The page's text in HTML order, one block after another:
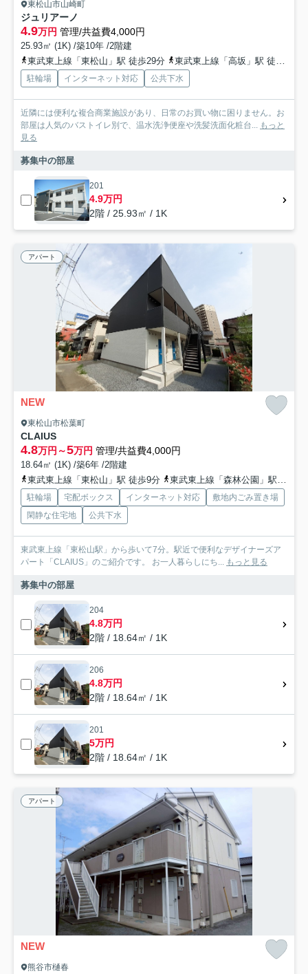
東松山市山崎町
ジュリアーノ
4.9万円 管理/共益費4,000円
25.93㎡ (1K) /築10年 /2階建
東武東上線「東松山」駅 徒歩29分
東武東上線「高坂」駅 徒歩57分
駐輪場 インターネット対応 公共下水
近隣には便利な複合商業施設があり、日常のお買い物に困りません。お
部屋は人気のバストイレ別で、温水洗浄便座や洗髪洗面化粧台... もっと
見る
募集中の部屋
201
4.9万円
2階 / 25.93㎡ / 1K
アパート
NEW
東松山市松葉町
CLAIUS
4.8万円～5万円 管理/共益費4,000円
18.64㎡ (1K) /築6年 /2階建
東武東上線「東松山」駅 徒歩9分
東武東上線「森林公園」駅 徒歩34分
駐輪場 宅配ボックス インターネット対応
敷地内ごみ置き場
閑静な住宅地
公共下水
東武東上線「東松山駅」から歩いて7分。駅近で便利なデザイナーズア
パート「CLAIUS」のご紹介です。 お一人暮らしにち... もっと見る
募集中の部屋
204
4.8万円
2階 / 18.64㎡ / 1K
206
4.8万円
2階 / 18.64㎡ / 1K
201
5万円
2階 / 18.64㎡ / 1K
アパート
NEW
熊谷市樋春